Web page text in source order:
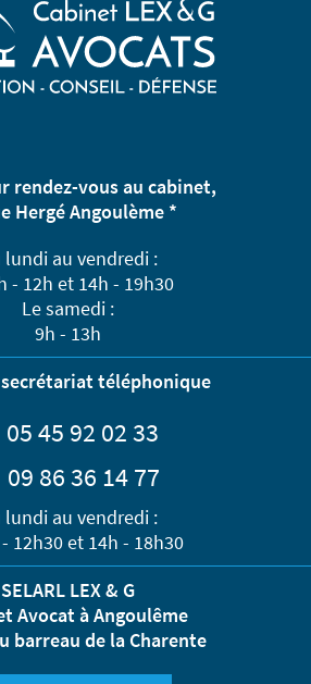
rendez-vous au cabinet,
Hergé Angoulème *
lundi au vendredi :
- 12h et 14h - 19h30
Le samedi :
9h - 13h
téléphonique
05 45 92 02 33
09 86 36 14 77
lundi au vendredi :
12h30 et 14h - 18h30
SELARL LEX & G
Avocat à Angoulême
barreau de la Charente